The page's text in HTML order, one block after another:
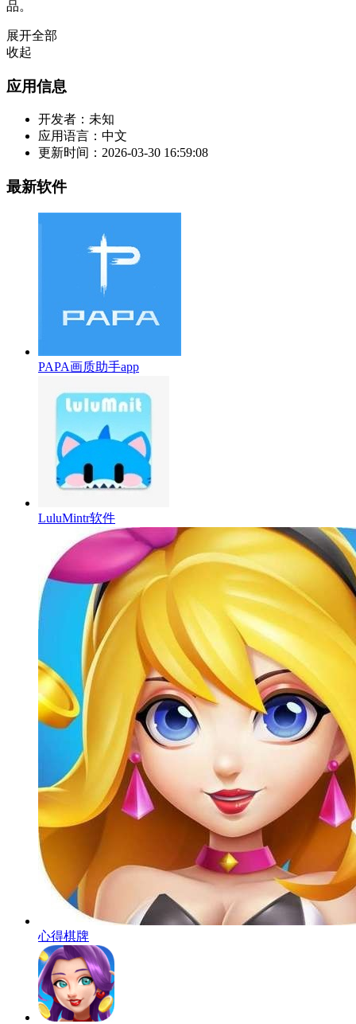
品。
展开全部
收起
应用信息
开发者： 未知
应用语言： 中文
更新时间： 2026-03-30 16:59:08
最新软件
PAPA画质助手app
LuluMintr软件
心得棋牌